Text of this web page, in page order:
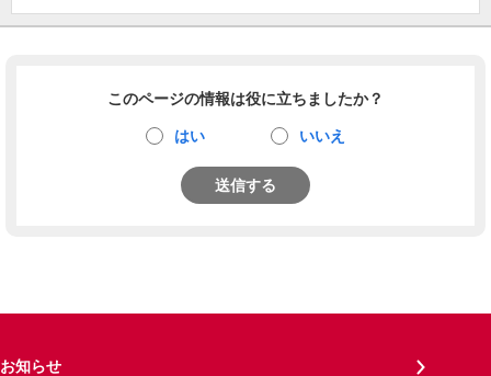
このページの情報は役に立ちましたか？
はい いいえ
送信する
お知らせ